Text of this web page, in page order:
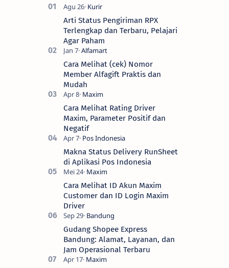
Arti Status Pengiriman RPX
Terlengkap dan Terbaru, Pelajari
Agar Paham
Cara Melihat (cek) Nomor
Member Alfagift Praktis dan
Mudah
Cara Melihat Rating Driver
Maxim, Parameter Positif dan
Negatif
Makna Status Delivery RunSheet
di Aplikasi Pos Indonesia
Cara Melihat ID Akun Maxim
Customer dan ID Login Maxim
Driver
Gudang Shopee Express
Bandung: Alamat, Layanan, dan
Jam Operasional Terbaru